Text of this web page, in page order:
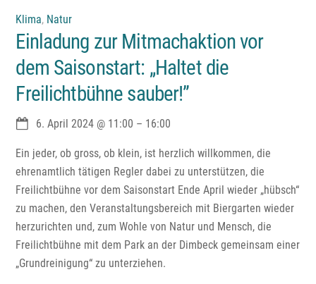
Klima, Natur
Einladung zur Mitmachaktion vor
dem Saisonstart: „Haltet die
Freilichtbühne sauber!”
6. April 2024 @ 11:00 – 16:00
Ein jeder, ob gross, ob klein, ist herzlich willkommen, die
ehrenamtlich tätigen Regler dabei zu unterstützen, die
Freilichtbühne vor dem Saisonstart Ende April wieder „hübsch“
zu machen, den Veranstaltungsbereich mit Biergarten wieder
herzurichten und, zum Wohle von Natur und Mensch, die
Freilichtbühne mit dem Park an der Dimbeck gemeinsam einer
„Grundreinigung“ zu unterziehen.